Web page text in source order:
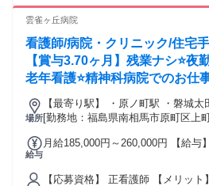
雲雀ヶ丘病院
看護師/病院・クリニック/住宅
【賞与3.70ヶ月】残業ナシ⭐夜
老年看護⭐精神科病院でのお仕
場所
【最寄り駅】 ・原ノ町駅 ・磐城太
[勤務地：福島県南相馬市原町区上
給与
月給185,000円～260,000円 【給与
【応募資格】 正看護師 【メリット】 #長期 #学歴不問 #経験